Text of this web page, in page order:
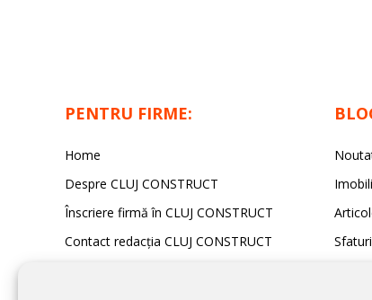
PENTRU FIRME:
Home
Despre CLUJ CONSTRUCT
Înscriere firmă în CLUJ CONSTRUCT
Contact redacția CLUJ CONSTRUCT